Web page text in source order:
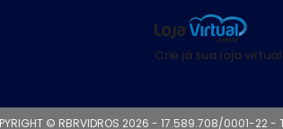
Crie já sua loja virtual
© RBRVIDROS 2026 - 17.589.708/0001-22 -